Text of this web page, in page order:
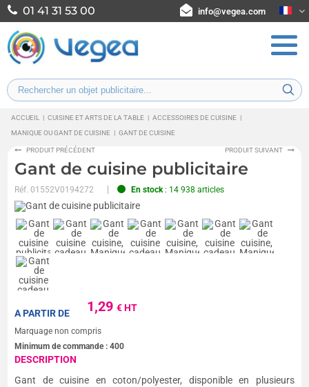
01 41 31 53 00 info@vegea.com
ACCUEIL | CUISINE ET ARTS DE LA TABLE | ACCESSOIRES DE CUISINE |
MANIQUE OU GANT DE CUISINE | GANT DE CUISINE
PRODUIT PRÉCÉDENT PRODUIT SUIVANT
Gant de cuisine publicitaire
Réf.01552V0194272 En stock: 14 938 articles
1,29€ HT
A PARTIR DE
Marquage non compris
Minimum de commande :400
DESCRIPTION
Gant de cuisine en coton/polyester, disponible en plusieurs